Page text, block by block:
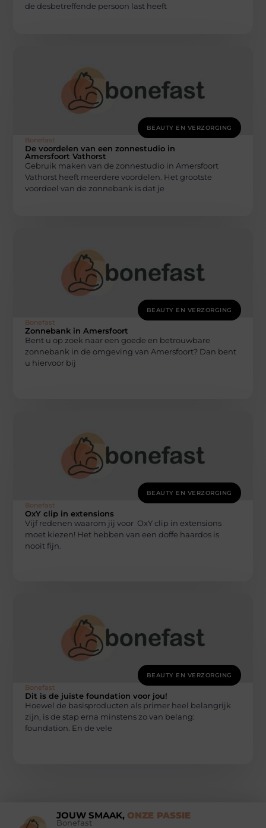
de desbetreffende persoon last heeft
BEAUTY EN VERZORGING
Bonefast
De voordelen van een zonnestudio in
Amersfoort Vathorst
Gebruik maken van de zonnestudio in Amersfoort
Vathorst heeft meerdere voordelen. Het grootste
voordeel van de zonnebank is dat je
BEAUTY EN VERZORGING
Bonefast
Zonnebank in Amersfoort
Bent u op zoek naar een goede en betrouwbare
zonnebank in de omgeving van Amersfoort? Dan bent
u hiervoor bij
BEAUTY EN VERZORGING
Bonefast
OxY clip in extensions
Vijf redenen waarom jij voor OxY clip in extensions
moet kiezen! Het hebben van een doffe haardos is
nooit fijn.
BEAUTY EN VERZORGING
Bonefast
Dit is de juiste foundation voor jou!
Hoewel de basisproducten als primer heel belangrijk
zijn, is de stap erna minstens zo van belang:
foundation. En de vele
JOUW SMAAK, ONZE PASSIE
Bonefast